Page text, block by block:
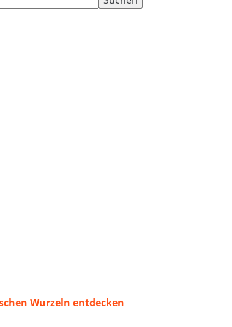
Wurzeln entdecken